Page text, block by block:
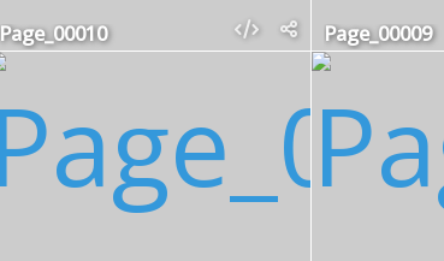
Page_00010 Page_00009